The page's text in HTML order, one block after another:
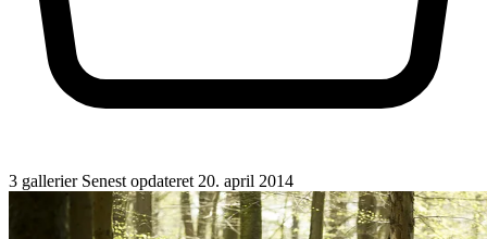
3 gallerier Senest opdateret 20. april 2014